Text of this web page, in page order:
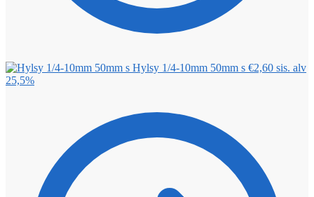
Hylsy 1/4-10mm 50mm s €2,60 sis. alv
25,5%